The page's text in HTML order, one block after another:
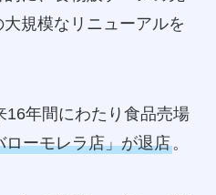
規模なリニューアルを
16年間にわたり食品売場
ローモレラ店」が退店。